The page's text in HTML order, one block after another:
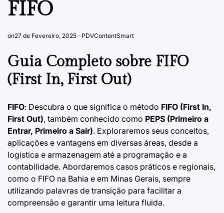
FIFO
on27 de Fevereiro, 2025 PDVContentSmart
Guia Completo sobre FIFO
(First In, First Out)
FIFO: Descubra o que significa o método FIFO (First In,
First Out), também conhecido como PEPS (Primeiro a
Entrar, Primeiro a Sair). Exploraremos seus conceitos,
aplicações e vantagens em diversas áreas, desde a
logística e armazenagem até a programação e a
contabilidade. Abordaremos casos práticos e regionais,
como o FIFO na Bahia e em Minas Gerais, sempre
utilizando palavras de transição para facilitar a
compreensão e garantir uma leitura fluida.